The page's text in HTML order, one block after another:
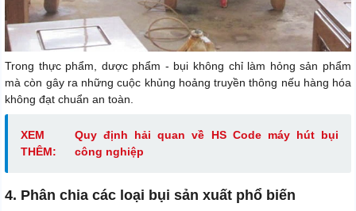
Trong thực phẩm, dược phẩm - bụi không chỉ làm hỏng sản phẩm
mà còn gây ra những cuộc khủng hoảng truyền thông nếu hàng hóa
không đạt chuẩn an toàn.
XEM
THÊM:
Quy định hải quan về HS Code máy hút bụi
công nghiệp
4. Phân chia các loại bụi sản xuất phổ biến